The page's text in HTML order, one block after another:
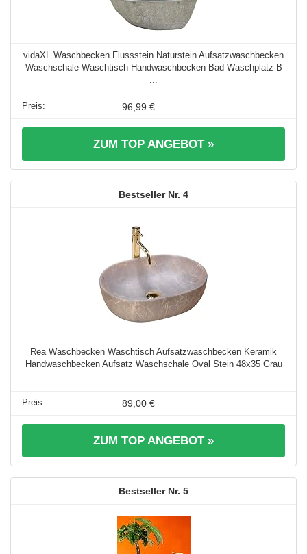
vidaXL Waschbecken Flussstein Naturstein Aufsatzwaschbecken
Waschschale Waschtisch Handwaschbecken Bad Waschplatz B
96,99 €
ZUM TOP ANGEBOT »
4
Rea Waschbecken Waschtisch Aufsatzwaschbecken Keramik
Handwaschbecken Aufsatz Waschschale Oval Stein 48x35 Grau
89,00 €
ZUM TOP ANGEBOT »
5